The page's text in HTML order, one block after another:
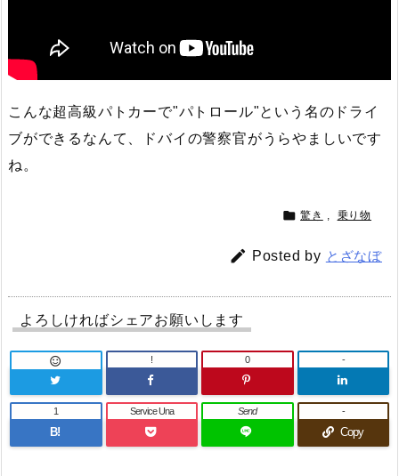
こんな超高級パトカーで"パトロール"という名のドライ
ブができるなんて、ドバイの警察官がうらやましいです
ね。
 驚き 乗り物
 Posted by とざなぼ
よろしければシェアお願いします
 ! 0 -
B!
1 Service Una Send
Copy
-